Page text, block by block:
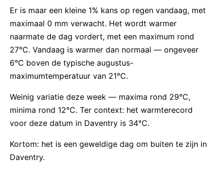
Er is maar een kleine 1% kans op regen vandaag, met
maximaal 0 mm verwacht. Het wordt warmer
naarmate de dag vordert, met een maximum rond
27°C. Vandaag is warmer dan normaal — ongeveer
6°C boven de typische augustus-
maximumtemperatuur van 21°C.
Weinig variatie deze week — maxima rond 29°C,
minima rond 12°C. Ter context: het warmterecord
voor deze datum in Daventry is 34°C.
Kortom: het is een geweldige dag om buiten te zijn in
Daventry.